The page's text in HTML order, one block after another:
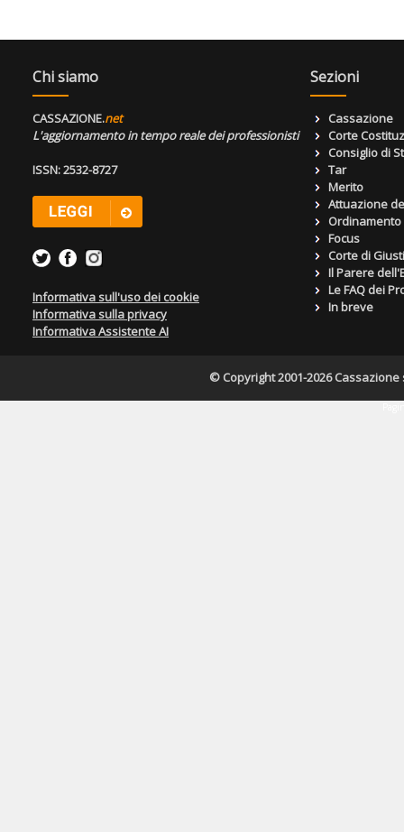
Chi siamo
CASSAZIONE.net
L'aggiornamento in tempo reale dei professionisti
ISSN: 2532-8727
Informativa sull'uso dei cookie
Informativa sulla privacy
Informativa Assistente AI
Sezioni
Cassazione
Corte
Consiglio di
Tar
Merito
Attuazione
Focus
Corte di
Il Parere
Le FAQ dei
In breve
© Copyright 2001-2026 Cassazione